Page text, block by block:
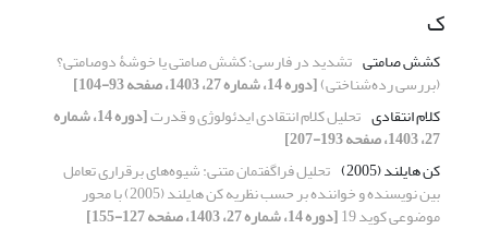
ک
کشش صامتی تشدید در فارسی؛ کشش صامتی یا خوشۀ دوصامتی؟
(بررسی رده‌شناختی)[دوره 14، شماره 27، 1403، صفحه 93-104]
کلام انتقادی تحلیل کلام انتقادی ایدئولوژی و قدرت [دوره 14، شماره
27، 1403، صفحه 193-207]
کن هایلند (2005)
تحلیل فراگفتمان متنی: شیوه‌های برقراری تعامل
بین نویسنده و خواننده بر حسب نظریه کن هایلند (2005) با محور
موضوعی کوید 19 [دوره 14، شماره 27، 1403، صفحه 127-155]